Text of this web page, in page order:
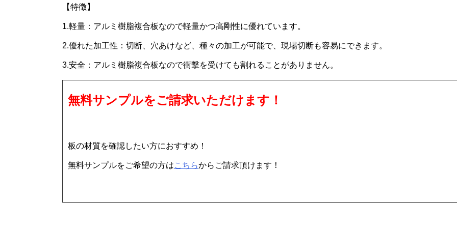
【特徴】
1.軽量：アルミ樹脂複合板なので軽量かつ高剛性に優れています。
2.優れた加工性：切断、穴あけなど、種々の加工が可能で、現場切断も容易にできます。
3.安全：アルミ樹脂複合板なので衝撃を受けても割れることがありません。
無料サンプルをご請求いただけます！
板の材質を確認したい方におすすめ！
無料サンプルをご希望の方はこちらからご請求頂けます！